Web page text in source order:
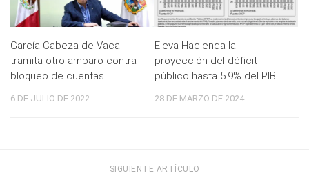
García Cabeza de Vaca
tramita otro amparo contra
bloqueo de cuentas
6 DE JULIO DE 2022
Eleva Hacienda la
proyección del déficit
público hasta 5.9% del PIB
28 DE MARZO DE 2024
SIGUIENTE ARTÍCULO